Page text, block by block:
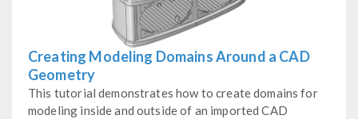
Creating Modeling Domains Around a CAD
Geometry
This tutorial demonstrates how to create domains for
modeling inside and outside of an imported CAD